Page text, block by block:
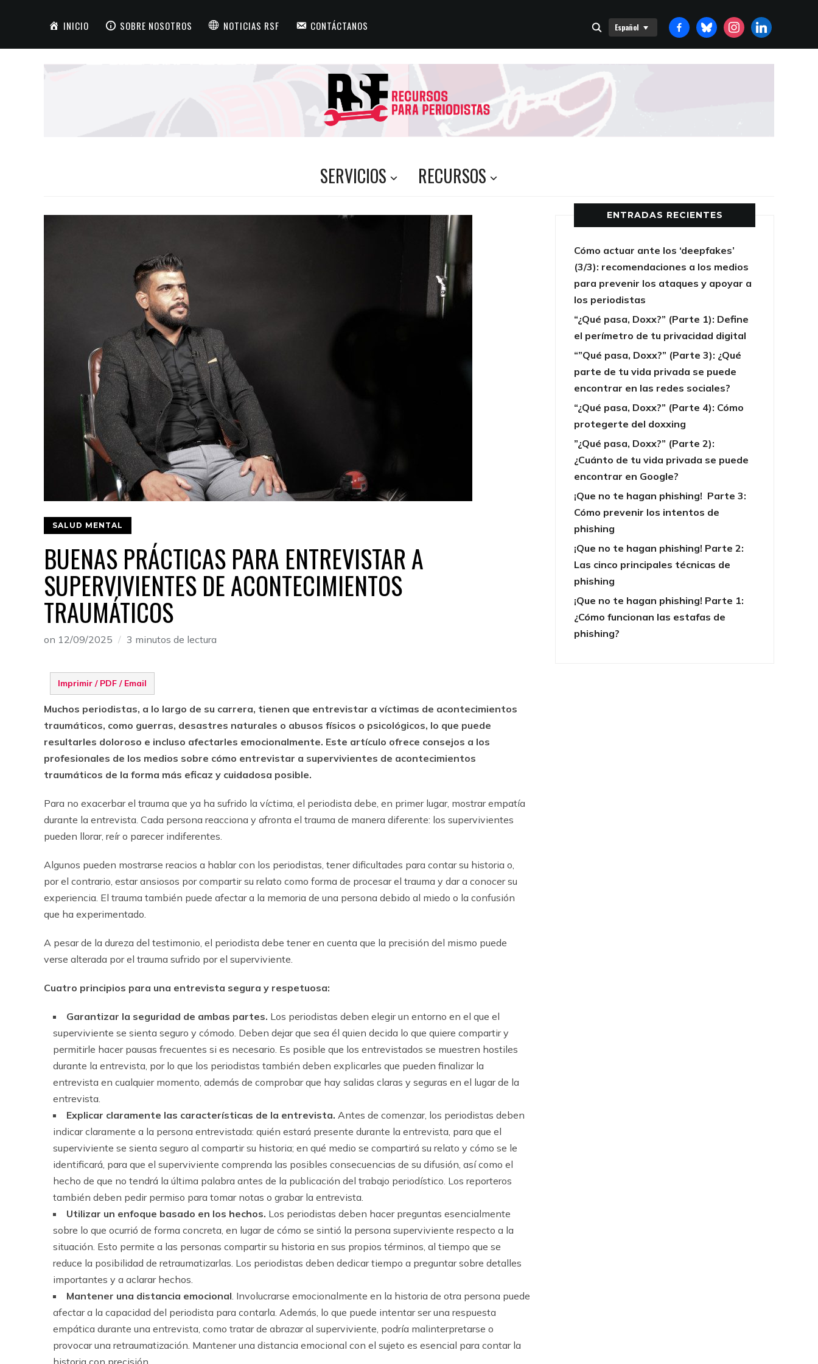
INICIO SOBRE NOSOTROS NOTICIAS RSF CONTÁCTANOS Español
FACEBOOK-
ALT
BLUESKYINSTAGRAMLINKEDIN
SERVICIOS RECURSOS
SALUD MENTAL
BUENAS PRÁCTICAS PARA ENTREVISTAR A
SUPERVIVIENTES DE ACONTECIMIENTOS
TRAUMÁTICOS
on 12/09/2025 3 minutos de lectura
Imprimir / PDF / Email
Muchos periodistas, a lo largo de su carrera, tienen que entrevistar a víctimas de acontecimientos
traumáticos, como guerras, desastres naturales o abusos físicos o psicológicos, lo que puede
resultarles doloroso e incluso afectarles emocionalmente. Este artículo ofrece consejos a los
profesionales de los medios sobre cómo entrevistar a supervivientes de acontecimientos
traumáticos de la forma más eficaz y cuidadosa posible.
Para no exacerbar el trauma que ya ha sufrido la víctima, el periodista debe, en primer lugar, mostrar empatía
durante la entrevista. Cada persona reacciona y afronta el trauma de manera diferente: los supervivientes
pueden llorar, reír o parecer indiferentes.
Algunos pueden mostrarse reacios a hablar con los periodistas, tener dificultades para contar su historia o,
por el contrario, estar ansiosos por compartir su relato como forma de procesar el trauma y dar a conocer su
experiencia. El trauma también puede afectar a la memoria de una persona debido al miedo o la confusión
que ha experimentado.
A pesar de la dureza del testimonio, el periodista debe tener en cuenta que la precisión del mismo puede
verse alterada por el trauma sufrido por el superviviente.
Cuatro principios para una entrevista segura y respetuosa:
Garantizar la seguridad de ambas partes. Los periodistas deben elegir un entorno en el que el
superviviente se sienta seguro y cómodo. Deben dejar que sea él quien decida lo que quiere compartir y
permitirle hacer pausas frecuentes si es necesario. Es posible que los entrevistados se muestren hostiles
durante la entrevista, por lo que los periodistas también deben explicarles que pueden finalizar la
entrevista en cualquier momento, además de comprobar que hay salidas claras y seguras en el lugar de la
entrevista.
Explicar claramente las características de la entrevista. Antes de comenzar, los periodistas deben
indicar claramente a la persona entrevistada: quién estará presente durante la entrevista, para que el
superviviente se sienta seguro al compartir su historia; en qué medio se compartirá su relato y cómo se le
identificará, para que el superviviente comprenda las posibles consecuencias de su difusión, así como el
hecho de que no tendrá la última palabra antes de la publicación del trabajo periodístico. Los reporteros
también deben pedir permiso para tomar notas o grabar la entrevista.
Utilizar un enfoque basado en los hechos. Los periodistas deben hacer preguntas esencialmente
sobre lo que ocurrió de forma concreta, en lugar de cómo se sintió la persona superviviente respecto a la
situación. Esto permite a las personas compartir su historia en sus propios términos, al tiempo que se
reduce la posibilidad de retraumatizarlas. Los periodistas deben dedicar tiempo a preguntar sobre detalles
importantes y a aclarar hechos.
Mantener una distancia emocional. Involucrarse emocionalmente en la historia de otra persona puede
afectar a la capacidad del periodista para contarla. Además, lo que puede intentar ser una respuesta
empática durante una entrevista, como tratar de abrazar al superviviente, podría malinterpretarse o
provocar una retraumatización. Mantener una distancia emocional con el sujeto es esencial para contar la
historia con precisión.
ENTRADAS RECIENTES
Cómo actuar ante los ‘deepfakes’
(3/3): recomendaciones a los medios
para prevenir los ataques y apoyar a
los periodistas
“¿Qué pasa, Doxx?” (Parte 1): Define
el perímetro de tu privacidad digital
“”Qué pasa, Doxx?” (Parte 3): ¿Qué
parte de tu vida privada se puede
encontrar en las redes sociales?
“¿Qué pasa, Doxx?” (Parte 4): Cómo
protegerte del doxxing
”¿Qué pasa, Doxx?” (Parte 2):
¿Cuánto de tu vida privada se puede
encontrar en Google?
¡Que no te hagan phishing! Parte 3:
Cómo prevenir los intentos de
phishing
¡Que no te hagan phishing! Parte 2:
Las cinco principales técnicas de
phishing
¡Que no te hagan phishing! Parte 1:
¿Cómo funcionan las estafas de
phishing?